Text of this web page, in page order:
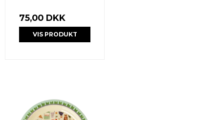
75,00 DKK
VIS PRODUKT